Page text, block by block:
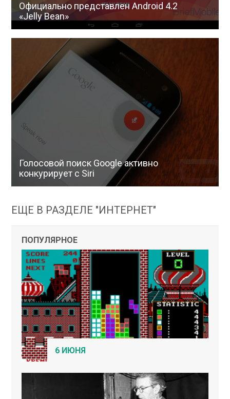
Официально представлен Android 4.2
«Jelly Bean»
Голосовой поиск Google активно
конкурирует с Siri
ЕЩЕ В РАЗДЕЛЕ "ИНТЕРНЕТ"
ПОПУЛЯРНОЕ
6 ИЮНЯ